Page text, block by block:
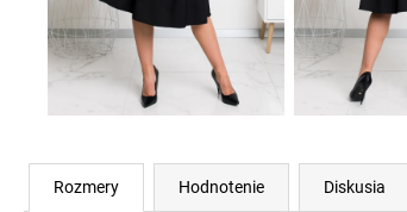
Rozmery Hodnotenie Diskusia